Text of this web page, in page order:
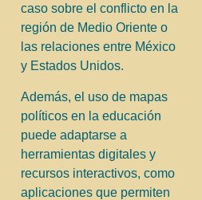
caso sobre el conflicto en la
región de Medio Oriente o
las relaciones entre México
y Estados Unidos.
Además, el uso de mapas
políticos en la educación
puede adaptarse a
herramientas digitales y
recursos interactivos, como
aplicaciones que permiten